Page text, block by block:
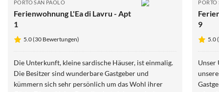
PORTO SAN PAOLO
Ferienwohnung L'Ea di Lavru - Apt
1
5.0 (30 Bewertungen)
Die Unterkunft, kleine sardische Häuser, ist einmalig.
Die Besitzer sind wunderbare Gastgeber und
kümmern sich sehr persönlich um das Wohl ihrer
PORTO
9
5.0
Unser